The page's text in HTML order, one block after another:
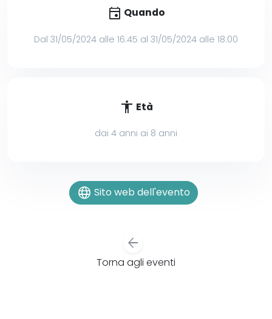
event Quando
Dal 31/05/2024 alle 16:45 al 31/05/2024 alle 18:00
accessibility Età
dai 4 anni ai 8 anni
language Sito web dell'evento
arrow_back
Torna agli eventi